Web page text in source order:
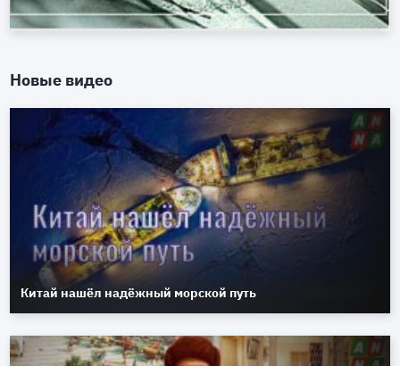
Новые видео
Китай нашёл надёжный морской путь